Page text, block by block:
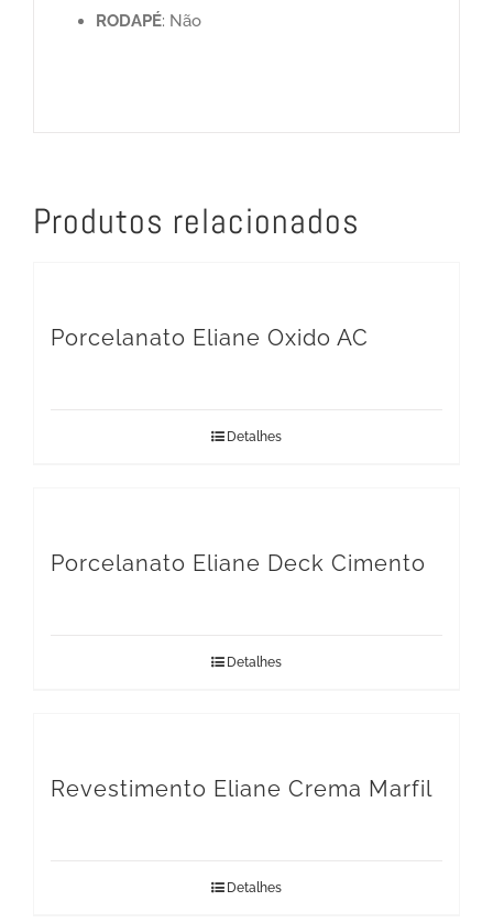
RODAPÉ: Não
Produtos relacionados
Porcelanato Eliane Oxido AC
Detalhes
Porcelanato Eliane Deck Cimento
Detalhes
Revestimento Eliane Crema Marfil
Detalhes